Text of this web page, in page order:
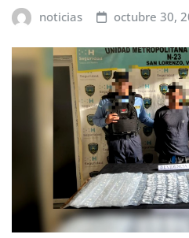
noticias octubre 30,